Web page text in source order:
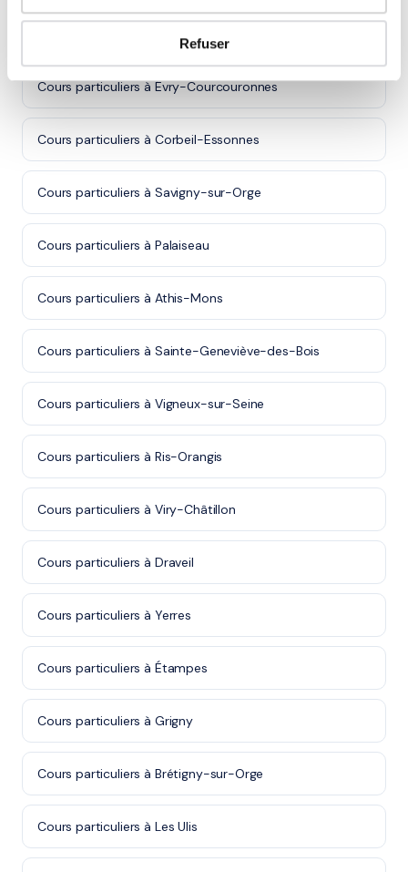
Refuser
Autres villes dans le 91
Cours particuliers à Évry-Courcouronnes
Cours particuliers à Corbeil-Essonnes
Cours particuliers à Savigny-sur-Orge
Cours particuliers à Palaiseau
Cours particuliers à Athis-Mons
Cours particuliers à Sainte-Geneviève-des-Bois
Cours particuliers à Vigneux-sur-Seine
Cours particuliers à Ris-Orangis
Cours particuliers à Viry-Châtillon
Cours particuliers à Draveil
Cours particuliers à Yerres
Cours particuliers à Étampes
Cours particuliers à Grigny
Cours particuliers à Brétigny-sur-Orge
Cours particuliers à Les Ulis